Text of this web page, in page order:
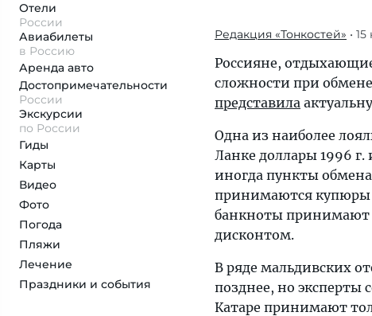
Отели
России
Авиабилеты
в Россию
Аренда авто
Достопримеча­тельности
России
Экскурсии
по России
Гиды
Карты
Видео
Фото
Погода
Пляжи
Лечение
Праздники и события
Редакция «Тонкостей» •
Россияне,
сложности при обмене
представила
Одна из наиболее
Ланке доллары 1996
иногда пункты
принимаются купюры
банкноты принимают
дисконтом.
В ряде мальдивских
позднее, но эксперты
Катаре принимают